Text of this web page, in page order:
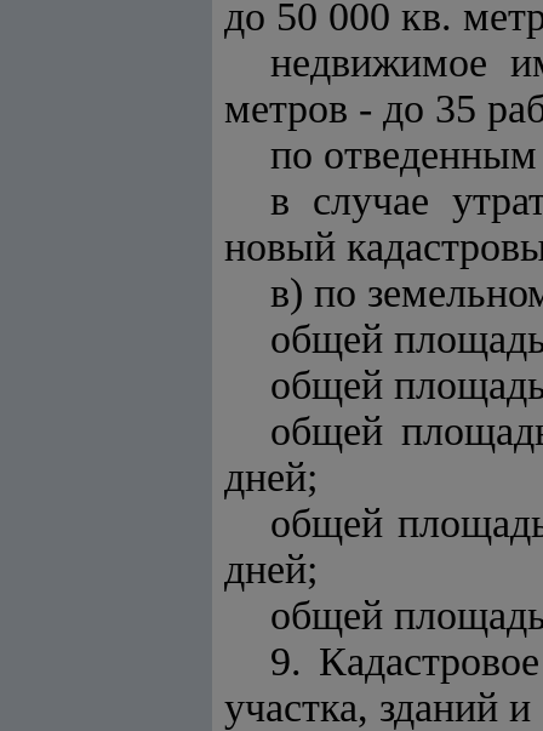
до 50 000 кв.
недвижимое
метров - до 35
по
в случае
новый
в) по
общей
общей
общей
дней;
общей
дней;
общей
9.
участка, зданий